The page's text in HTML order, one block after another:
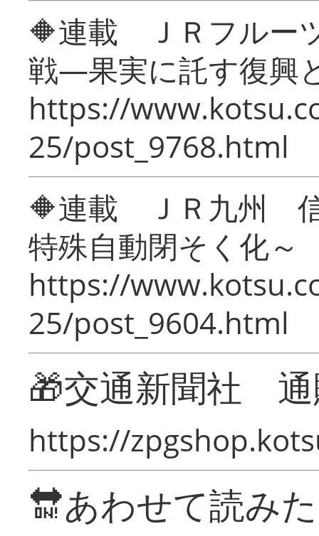
🔶連載 ＪＲフルー
戦―果実に託す復興
https://
25/post_9768.html
🔶連載 ＪＲ九州 信
特殊自動閉そく化～
https://
25/post_9604.html
🎁交通新聞社
https://
🔛あわせて読み